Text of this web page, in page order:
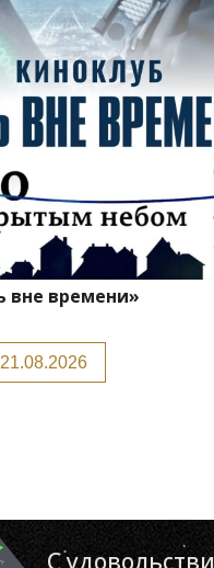
вне времени»
Расписание на 21.08.2026
С